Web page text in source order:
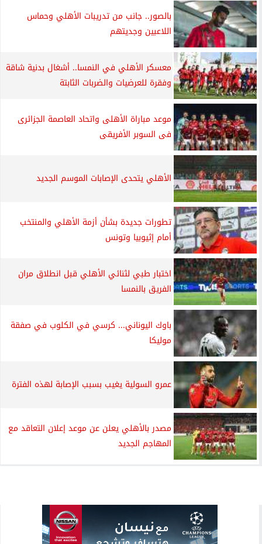
بالصور.. جانب من تدريبات الأهلي وحماس
اللاعبين وجديتهم
معسكر الأهلي في النمسا.. أشغال بدنية شاقة
وفقرة للعرضيات والضربات الثابتة
موعد مباراة الأهلى واتحاد العاصمة الجزائرى
فى السوبر الأفريقى
الأهلي يتحدى الإصابات الموسم الجديد
تطورات جديدة بشأن أزمة الأهلي والمنتخب
أمام إثيوبيا وتونس
اختبار طبي لثنائي الأهلي قبل انطلاق مران
الفريق بالنمسا
باوك اليوناني... كرسي في الكلوب في صفقة
موليكا
عمرو السولية يغيب بسبب الإصابة لهذه الفترة
مصدر بالأهلي يعلن عن موعد إعلان التعاقد مع
المهاجم الجديد